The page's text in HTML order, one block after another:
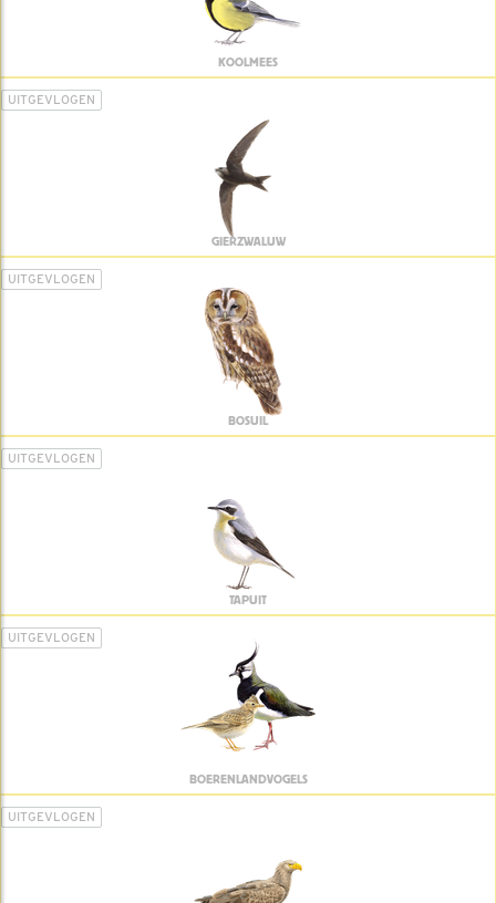
KOOLMEES
UITGEVLOGEN
GIERZWALUW
UITGEVLOGEN
BOSUIL
UITGEVLOGEN
TAPUIT
UITGEVLOGEN
BOERENLANDVOGELS
UITGEVLOGEN